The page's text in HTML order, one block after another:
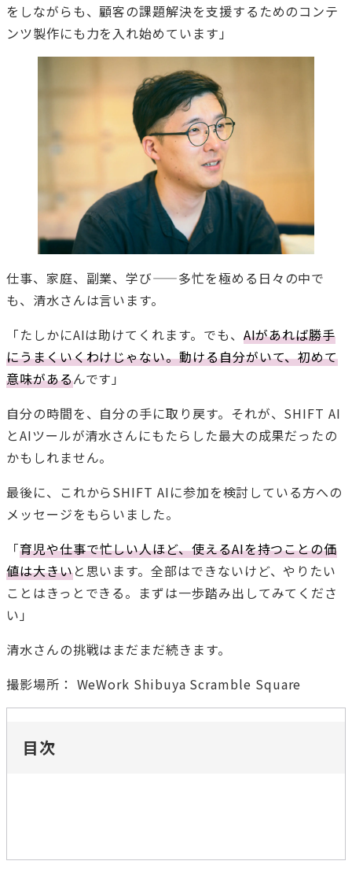
をしながらも、顧客の課題解決を支援するためのコンテ
ンツ製作にも力を入れ始めています」
仕事、家庭、副業、学び——多忙を極める日々の中で
も、清水さんは言います。
「たしかにAIは助けてくれます。でも、 AIがあれば勝手
にうまくいくわけじゃない。動ける自分がいて、初めて
意味があるんです」
自分の時間を、自分の手に取り戻す。それが、SHIFT AI
とAIツールが清水さんにもたらした最大の成果だったの
かもしれません。
最後に、これからSHIFT AIに参加を検討している方への
メッセージをもらいました。
「育児や仕事で忙しい人ほど、使えるAIを持つことの価
値は大きいと思います。全部はできないけど、やりたい
ことはきっとできる。まずは一歩踏み出してみてくださ
い」
清水さんの挑戦はまだまだ続きます。
撮影場所： WeWork Shibuya Scramble Square
目次